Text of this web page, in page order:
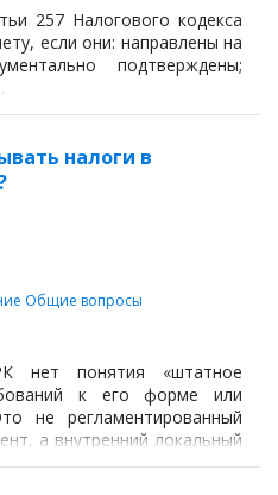
257 Налогового кодекса
если они: направлены на
подтверждены;
налоги в
Общие вопросы
нет понятия «штатное
к его форме или
не регламентированный
а внутренний локальный
оформляется так, как